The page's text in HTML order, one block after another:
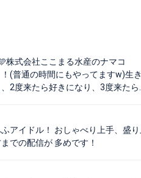
株式会社ここまる水産のナマコ
(普通の時間にもやってますw)生
2度来たら好きになり、3度来た
アイドル！ おしゃべり上手、盛
での配信が 多めです！